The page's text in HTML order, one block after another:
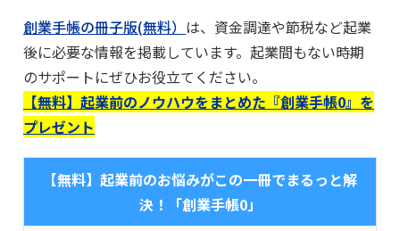
創業手帳の冊子版(無料） は、資金調達や節税など起業
後に必要な情報を掲載しています。起業間もない時期
のサポートにぜひお役立てください。
【無料】起業前のノウハウをまとめた『創業手帳0』を
プレゼント
【無料】起業前のお悩みがこの一冊でまるっと解
決！「創業手帳0」